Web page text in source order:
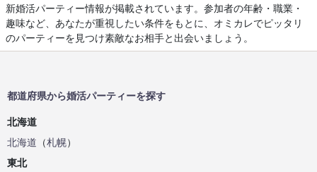
新婚活パーティー情報が掲載されています。参加者の年齢・職業・
趣味など、あなたが重視したい条件をもとに、オミカレでピッタリ
のパーティーを見つけ素敵なお相手と出会いましょう。
都道府県から婚活パーティーを探す
北海道
北海道 （札幌）
東北